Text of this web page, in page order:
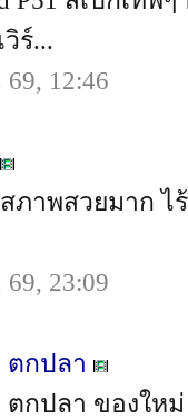
ร์...
12:46
สภาพสวยมาก
23:09
ตกปลา
ตกปลา ของให